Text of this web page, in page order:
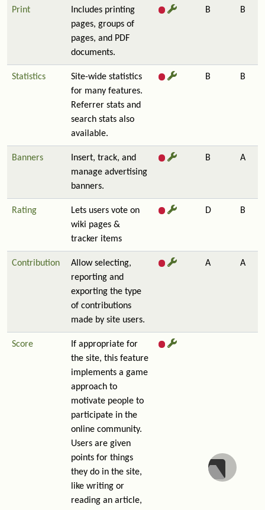
Print
Includes printing
pages, groups of
pages, and PDF
documents.
B B
Statistics
Site-wide statistics
for many features.
Referrer stats and
search stats also
available.
B B
Banners
Insert, track, and
manage advertising
banners.
B A
Rating
Lets users vote on
wiki pages &
tracker items
D B
Contribution
Allow selecting,
reporting and
exporting the type
of contributions
made by site users.
A A
Score
If appropriate for
the site, this feature
implements a game
approach to
motivate people to
participate in the
online community.
Users are given
points for things
they do in the site,
like writing or
reading an article,